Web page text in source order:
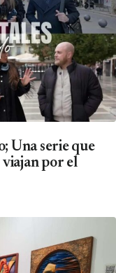
Una serie que
viajan por el